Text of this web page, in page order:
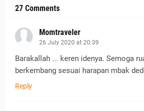
27 Comments
Momtraveler
26 July 2020 at 20:39
Barakallah ... keren idenya. Semoga
berkembang sesuai harapan mbak
Reply